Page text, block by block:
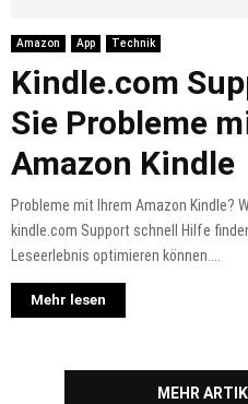
Amazon App Technik
Kindle.com
Sie Probleme
Amazon Kindle
Probleme mit Ihrem Amazon Kindle?
kindle.com Support schnell Hilfe
Leseerlebnis optimieren können....
Mehr lesen
MEHR